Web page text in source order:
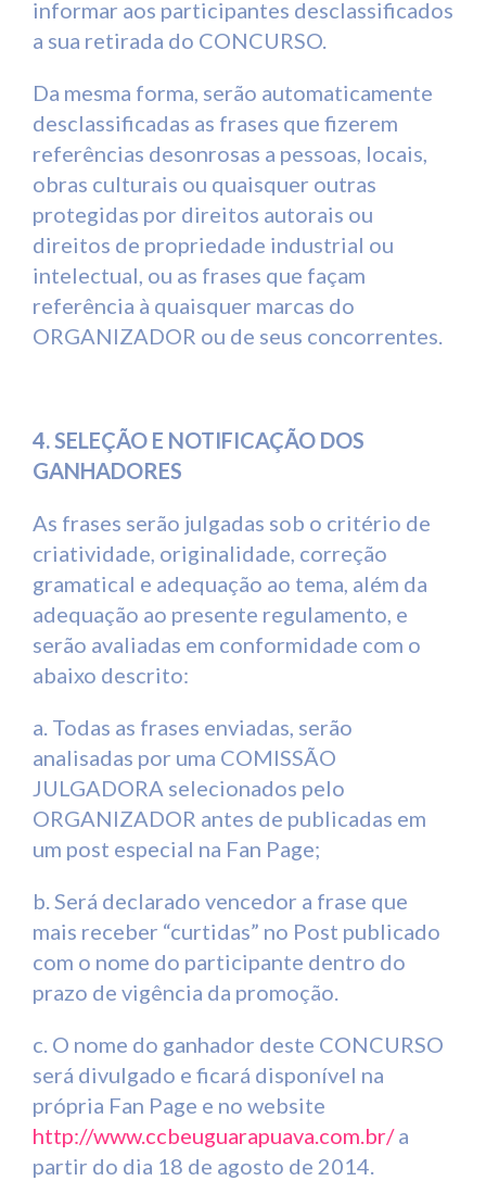
informar aos participantes desclassificados
a sua retirada do CONCURSO.
Da mesma forma, serão automaticamente
desclassificadas as frases que fizerem
referências desonrosas a pessoas, locais,
obras culturais ou quaisquer outras
protegidas por direitos autorais ou
direitos de propriedade industrial ou
intelectual, ou as frases que façam
referência à quaisquer marcas do
ORGANIZADOR ou de seus concorrentes.
4. SELEÇÃO E NOTIFICAÇÃO DOS
GANHADORES
As frases serão julgadas sob o critério de
criatividade, originalidade, correção
gramatical e adequação ao tema, além da
adequação ao presente regulamento, e
serão avaliadas em conformidade com o
abaixo descrito:
a. Todas as frases enviadas, serão
analisadas por uma COMISSÃO
JULGADORA selecionados pelo
ORGANIZADOR antes de publicadas em
um post especial na Fan Page;
b. Será declarado vencedor a frase que
mais receber “curtidas” no Post publicado
com o nome do participante dentro do
prazo de vigência da promoção.
c. O nome do ganhador deste CONCURSO
será divulgado e ficará disponível na
própria Fan Page e no website
http://www.ccbeuguarapuava.com.br/a
partir do dia 18 de agosto de 2014.